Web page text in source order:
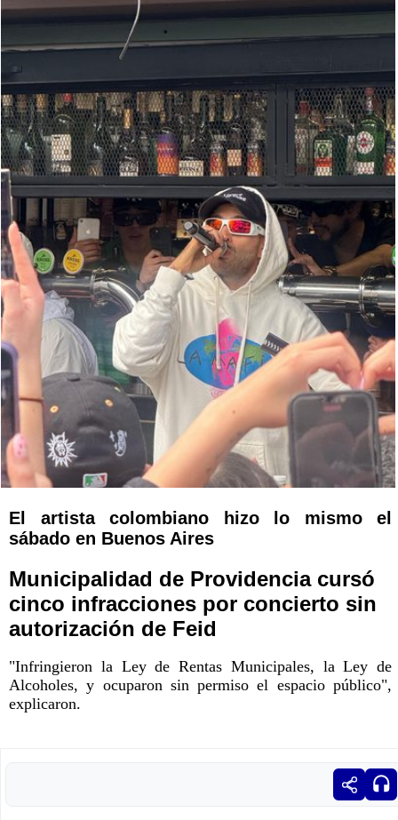
El artista colombiano hizo lo mismo el
sábado en Buenos Aires
Municipalidad de Providencia cursó
cinco infracciones por concierto sin
autorización de Feid
"Infringieron la Ley de Rentas Municipales, la Ley de
Alcoholes, y ocuparon sin permiso el espacio público",
explicaron.